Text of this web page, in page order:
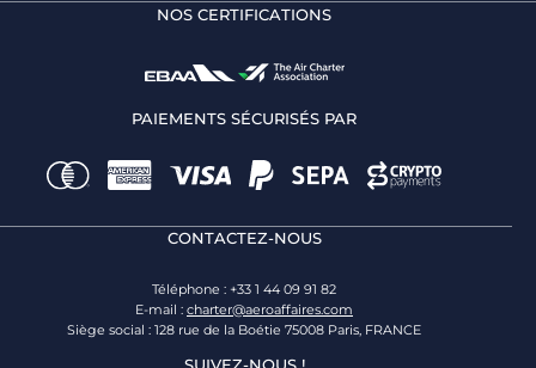
NOS CERTIFICATIONS
PAIEMENTS SÉCURISÉS PAR
CONTACTEZ-NOUS
Téléphone : +33 1 44 09 91 82
E-mail : charter@aeroaffaires.com
Siège social : 128 rue de la Boétie 75008 Paris, FRANCE